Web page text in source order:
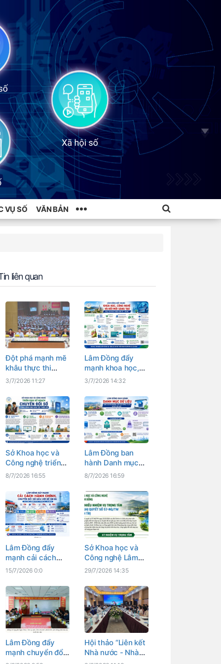
VỤ SỐ VĂN BẢN
liên quan
Đột phá mạnh mẽ
khâu thực thi
trong triển khai
quyết số 57
3/7/2026 11:27
Lâm Đồng đẩy
mạnh khoa học,
công nghệ và đổi
vụ phát triển kinh
tế - xã hội
3/7/2026 14:32
Sở Khoa học và
Công nghệ triển
khai kế hoạch
vùng đồng bào
dân tộc thiểu số
8/7/2026 16:55
Lâm Đồng ban
hành Danh mục
dữ liệu chủ
liệu dùng chung
và dữ liệu mở
8/7/2026 16:59
Lâm Đồng đẩy
mạnh cải cách
hành chính,
với Đề án 06
15/7/2026 0:0
Sở Khoa học và
Công nghệ Lâm
Đồng triển khai
trọng tâm thực
hiện Nghị quyết
số 57-NQ/TW của
Bộ Chính trị
29/7/2026 14:35
Lâm Đồng đẩy
mạnh chuyển đổi
Hội thảo “Liên kết
Nhà nước - Nhà